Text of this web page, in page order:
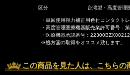
区分 台湾製・高度管理
・単回使用視力補正用色付コンタクト
・高度管理医療機器販売業許可番号：
・医療機器承認番号：
※処方箋の取得をオススメ致します。
この商品を見た人は、こちらの